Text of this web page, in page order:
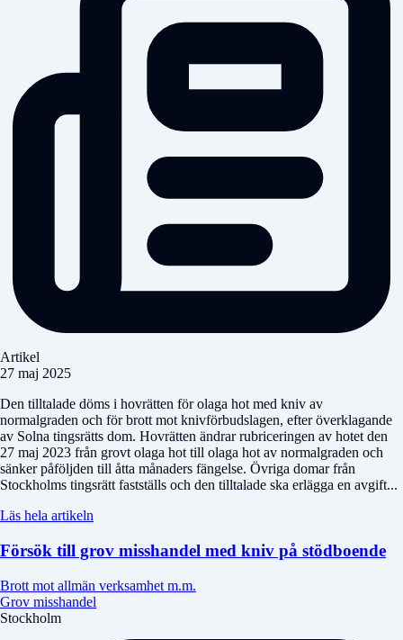
Artikel
27 maj 2025
Den tilltalade döms i hovrätten för olaga hot med kniv av
normalgraden och för brott mot knivförbudslagen, efter överklagande
av Solna tingsrätts dom. Hovrätten ändrar rubriceringen av hotet den
27 maj 2023 från grovt olaga hot till olaga hot av normalgraden och
sänker påföljden till åtta månaders fängelse. Övriga domar från
Stockholms tingsrätt fastställs och den tilltalade ska erlägga en avgift...
Läs hela artikeln
Försök till grov misshandel med kniv på stödboende
Brott mot allmän verksamhet m.m.
Grov misshandel
Stockholm